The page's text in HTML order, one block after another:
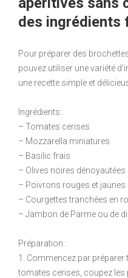
des ingrédients
Pour préparer des
pouvez utiliser une variété
une recette simple et
Ingrédients :
– Tomates cerises
– Mozzarella miniatures
– Basilic frais
– Olives noires dénoyautées
– Poivrons rouges et
– Courgettes tranchées en
– Jambon de Parme ou de
Préparation :
1. Commencez par préparer
tomates cerises, coupez les